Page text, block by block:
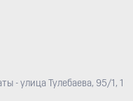
- улица Тулебаева, 95/1, 1